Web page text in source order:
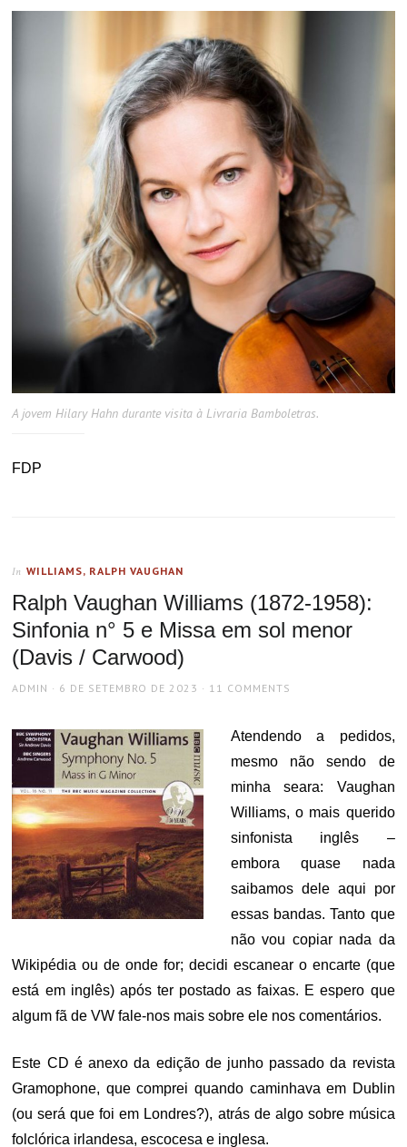
A jovem Hilary Hahn durante visita à Livraria Bamboletras.
FDP
In WILLIAMS, RALPH VAUGHAN
Ralph Vaughan Williams (1872-1958):
Sinfonia n° 5 e Missa em sol menor
(Davis / Carwood)
AUTHOR
ADMIN
POSTED
6 DE SETEMBRO DE 2023 11 COMMENTS
Atendendo a pedidos,
mesmo não sendo de
minha seara: Vaughan
Williams, o mais querido
sinfonista inglês –
embora quase nada
saibamos dele aqui por
essas bandas. Tanto que
não vou copiar nada da
Wikipédia ou de onde for; decidi escanear o encarte (que
está em inglês) após ter postado as faixas. E espero que
algum fã de VW fale-nos mais sobre ele nos comentários.
Este CD é anexo da edição de junho passado da revista
Gramophone, que comprei quando caminhava em Dublin
(ou será que foi em Londres?), atrás de algo sobre música
folclórica irlandesa, escocesa e inglesa.